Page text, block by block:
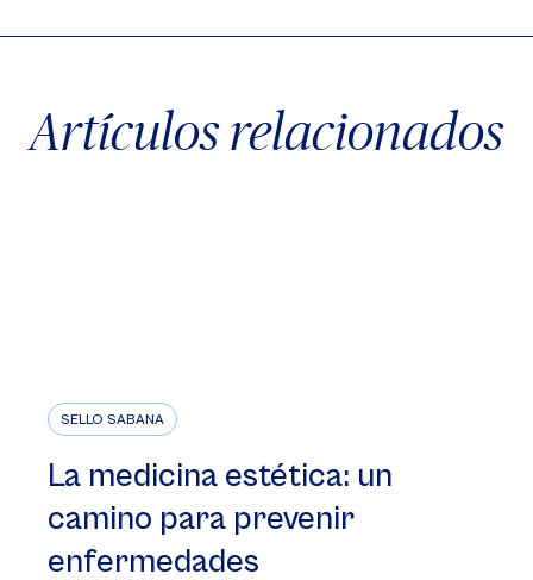
Artículos relacionados
SELLO SABANA
La medicina estética: un
camino para prevenir
enfermedades